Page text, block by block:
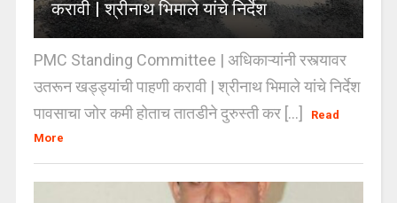
करावी | श्रीनाथ भिमाले यांचे निर्देश
PMC Standing Committee | अधिकाऱ्यांनी रस्त्यावर
उतरून खड्ड्यांची पाहणी करावी | श्रीनाथ भिमाले यांचे निर्देश
पावसाचा जोर कमी होताच तातडीने दुरुस्ती कर [...]
Read
More